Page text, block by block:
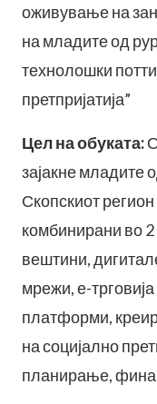
оживување на
на младите од
технолошки
претпријатија”
Цел на обуката:
зајакне младите
Скопскиот
комбинирани во
вештини,
мрежи, е-трговија
платформи,
на социјално
планирање,